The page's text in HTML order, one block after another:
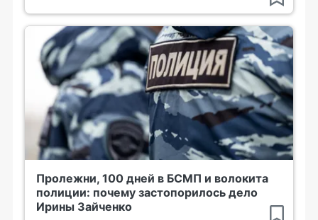
Пролежни, 100 дней в БСМП и волокита
полиции: почему застопорилось дело
Ирины Зайченко